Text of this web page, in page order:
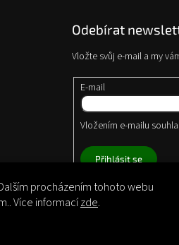
procházením tohoto webu
Více informacízde.
Odebírat
Vložte svůj e-mail a my
E-mail
Vložením e-mailu
Přihlásit se